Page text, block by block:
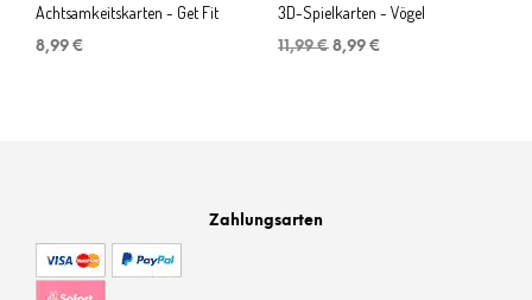
Achtsamkeitskarten - Get Fit
8,99 €
3D-Spielkarten - Vögel
11,99€ Ursprünglicher
8,99 €
Zahlungsarten